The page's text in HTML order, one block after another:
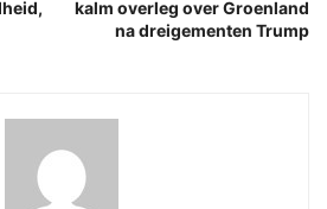
kalm overleg over Groenland
na dreigementen Trump